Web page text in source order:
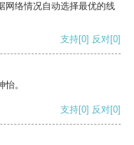
网络情况自动选择最优的线
支持[0] 反对[0]
。
支持[0] 反对[0]